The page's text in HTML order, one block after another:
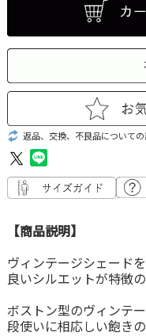
返品、交換、不良品について
【商品説明】
ヴィンテージシェード
良いシルエットが特徴の
ボストン型のヴィンテ
段使いに相応しい飽き